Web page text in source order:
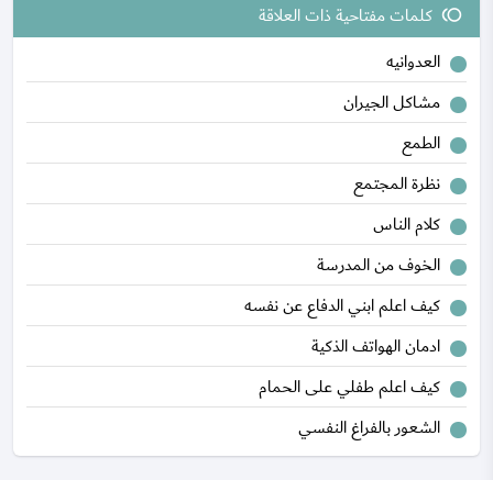
toll كلمات مفتاحية ذات العلاقة
العدوانيه
مشاكل الجيران
الطمع
نظرة المجتمع
كلام الناس
الخوف من المدرسة
كيف اعلم ابني الدفاع عن نفسه
ادمان الهواتف الذكية
كيف اعلم طفلي على الحمام
الشعور بالفراغ النفسي